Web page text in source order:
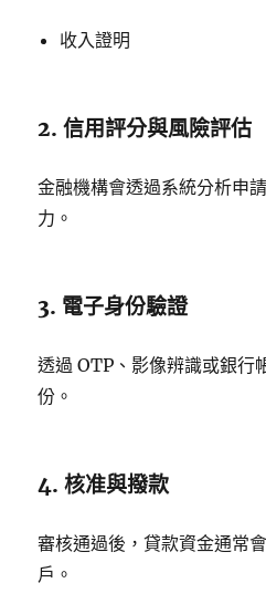
收入證明
2. 信用評分與風險評估
金融機構會透過系統分析申
力。
3. 電子身份驗證
透過 OTP、影像辨識或銀行
份。
4. 核准與撥款
審核通過後，貸款資金通常
戶。